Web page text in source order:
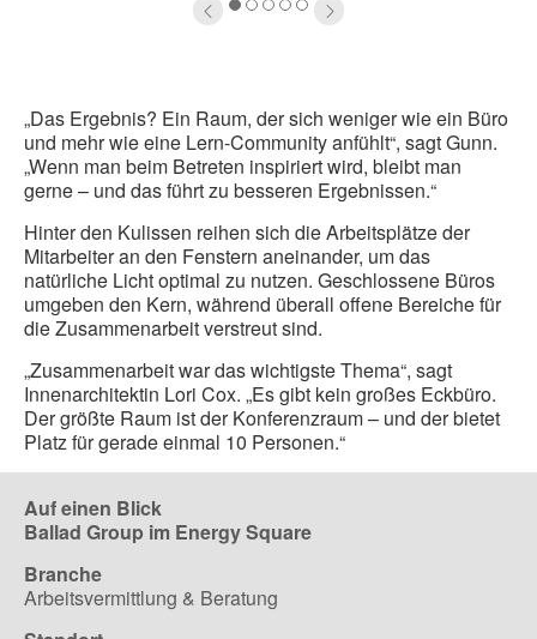
12345
„Das Ergebnis? Ein Raum, der sich weniger wie ein Büro
und mehr wie eine Lern-Community anfühlt“, sagt Gunn.
„Wenn man beim Betreten inspiriert wird, bleibt man
gerne – und das führt zu besseren Ergebnissen.“
Hinter den Kulissen reihen sich die Arbeitsplätze der
Mitarbeiter an den Fenstern aneinander, um das
natürliche Licht optimal zu nutzen. Geschlossene Büros
umgeben den Kern, während überall offene Bereiche für
die Zusammenarbeit verstreut sind.
„Zusammenarbeit war das wichtigste Thema“, sagt
Innenarchitektin Lori Cox. „Es gibt kein großes Eckbüro.
Der größte Raum ist der Konferenzraum – und der bietet
Platz für gerade einmal 10 Personen.“
Auf einen Blick
Ballad Group im Energy Square
Branche
Arbeitsvermittlung & Beratung